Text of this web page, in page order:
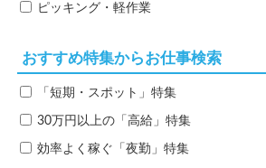
ピッキング・軽作業
おすすめ特集からお仕事検索
「短期・スポット」特集
30万円以上の「高給」特集
効率よく稼ぐ「夜勤」特集